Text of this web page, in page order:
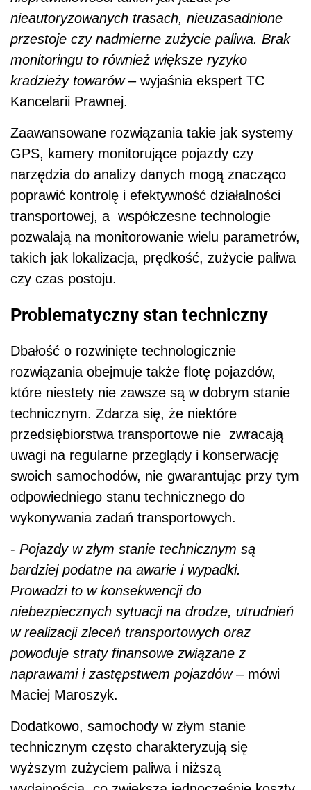
nieautoryzowanych trasach, nieuzasadnione
przestoje czy nadmierne zużycie paliwa. Brak
monitoringu to również większe ryzyko
kradzieży towarów– wyjaśnia ekspert TC
Kancelarii Prawnej.
Zaawansowane rozwiązania takie jak systemy
GPS, kamery monitorujące pojazdy czy
narzędzia do analizy danych mogą znacząco
poprawić kontrolę i efektywność działalności
transportowej, a współczesne technologie
pozwalają na monitorowanie wielu parametrów,
takich jak lokalizacja, prędkość, zużycie paliwa
czy czas postoju.
Problematyczny stan techniczny
Dbałość o rozwinięte technologicznie
rozwiązania obejmuje także flotę pojazdów,
które niestety nie zawsze są w dobrym stanie
technicznym. Zdarza się, że niektóre
przedsiębiorstwa transportowe nie zwracają
uwagi na regularne przeglądy i konserwację
swoich samochodów, nie gwarantując przy tym
odpowiedniego stanu technicznego do
wykonywania zadań transportowych.
- Pojazdy w złym stanie technicznym są
bardziej podatne na awarie i wypadki.
Prowadzi to w konsekwencji do
niebezpiecznych sytuacji na drodze, utrudnień
w realizacji zleceń transportowych oraz
powoduje straty finansowe związane z
naprawami i zastępstwem pojazdów– mówi
Maciej Maroszyk.
Dodatkowo, samochody w złym stanie
technicznym często charakteryzują się
wyższym zużyciem paliwa i niższą